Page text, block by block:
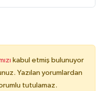
kabul etmiş bulunuyor
Yazılan yorumlardan
tutulamaz.